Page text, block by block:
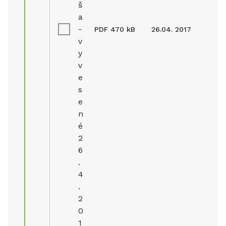
š
a
-
v
y
v
e
s
e
n
é
2
6
.
4
.
2
0
1
PDF 470 kB 26.04. 2017